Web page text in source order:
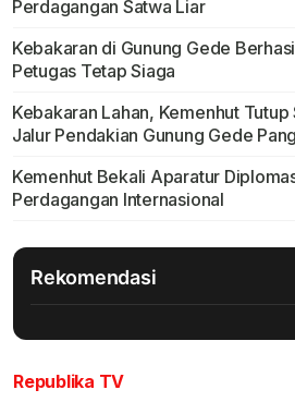
Perdagangan Satwa Liar
Kebakaran di Gunung Gede
Petugas Tetap Siaga
Kebakaran Lahan, Kemenhut
Jalur Pendakian Gunung Gede
Kemenhut Bekali Aparatur
Perdagangan Internasional
Rekomendasi
Republika TV